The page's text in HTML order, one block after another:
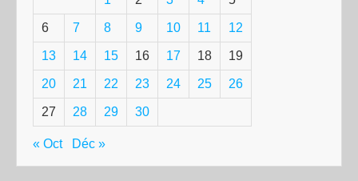
6 7 8 9 10 11 12
13 14 15 16 17 18 19
20 21 22 23 24 25 26
27 28 29 30
« Oct Déc »